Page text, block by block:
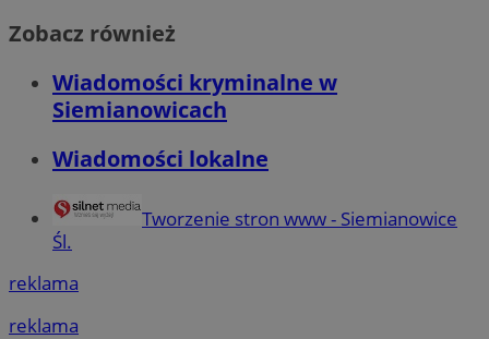
Zobacz również
Wiadomości kryminalne w
Siemianowicach
Wiadomości lokalne
Tworzenie stron www - Siemianowice
Śl.
reklama
reklama